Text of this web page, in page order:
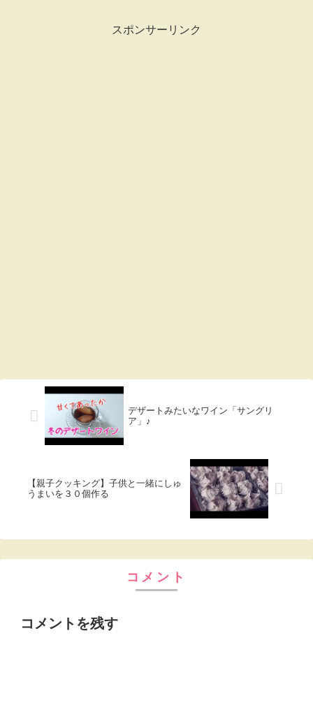
スポンサーリンク
デザートみたいなワイン「サングリ
ア」♪
【親子クッキング】子供と一緒にしゅ
うまいを３０個作る
コメント
コメントを残す